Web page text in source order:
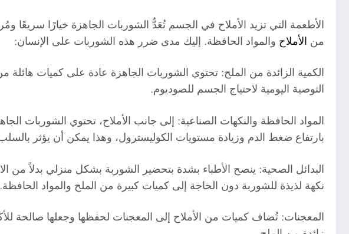
الأطعمة التي تزيد الأملاح في الجسم تُعَدُّ الشوربات الجاهزة خيارًا سريعًا
من الأملاح والمواد الحافظة. إليك مدى ضرر هذه الشوربات على الإنسان:
التوصية اليومية لاحتياج الجسم للصوديوم.
المواد الحافظة والنكهات الصناعية: إلى جانب الأملاح، تحتوي
بارتفاع ضغط الدم وزيادة مستويات الكوليسترول، وهذا يمكن أن يؤثر
البدائل الصحية: ينصح الأطباء بشدة بتحضير الشوربة بشكل منزلي بدلاً من
نكهة لذيذة للشوربة دون الحاجة إلى كميات كبيرة من الملح والمواد
المعجنات: تُضاف كميات من الأملاح إلى المعجنات لحفظها وجعلها صالحة